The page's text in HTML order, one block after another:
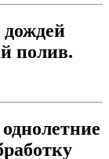
дождей
полив.